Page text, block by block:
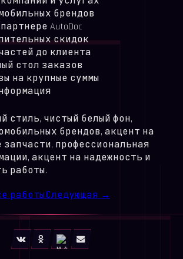
брендов
AutoDoc
скидок
до клиента
стол заказов
на крупные суммы
стиль, чистый белый фон,
брендов, акцент на
запчасти, профессиональная
акцент на надежность и
работы.
работыСледующая →